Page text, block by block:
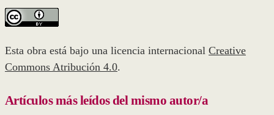
Esta obra está bajo una licencia internacional Creative
Commons Atribución 4.0.
Artículos más leídos del mismo autor/a